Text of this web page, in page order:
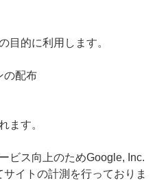
目的に利用します。
の配布
ます。
ビス向上のためGoogle, Inc.
イトの計測を行っておりま